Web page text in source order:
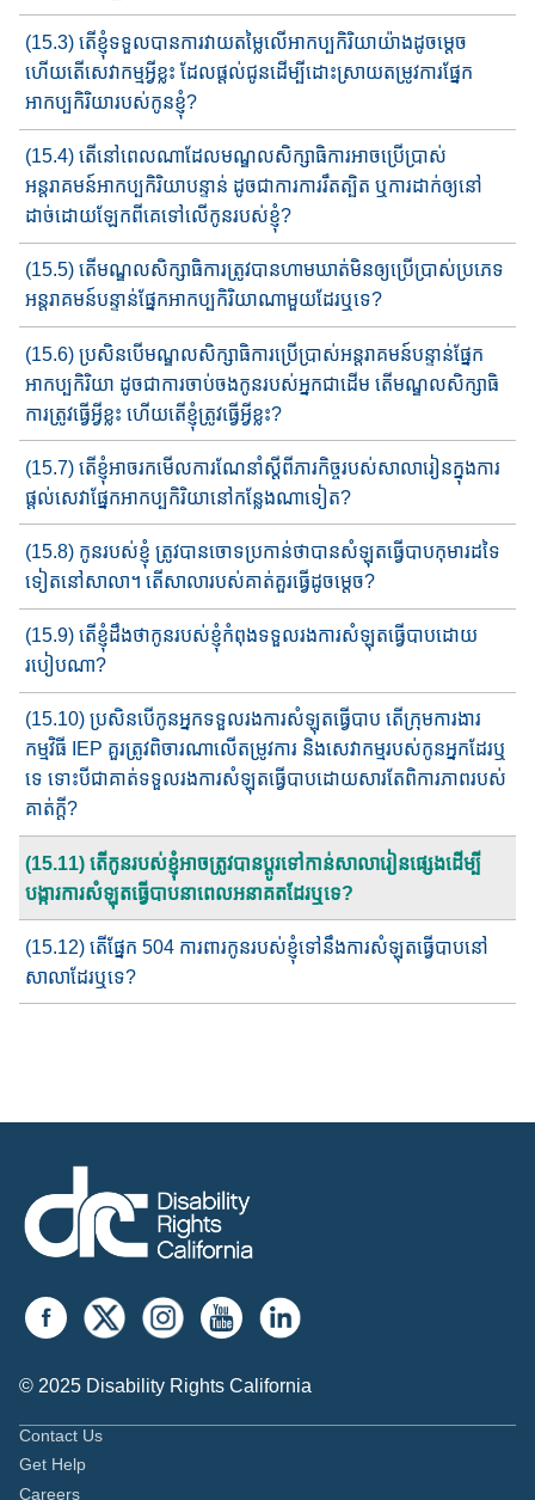
(15.3) តើ​ខ្ញុំ​ទទួលបានការវាយតម្លៃ​លើអាកប្បកិរិយា​យ៉ាង​ដូចម្តេច
ហើយ​​តើសេវាកម្មអ្វីខ្លះ​ ដែលផ្តល់ជូន​ដើម្បី​ដោះស្រាយ​តម្រូវ​ការ​ផ្នែក​
អាកប្បកិរិយា​​របស់កូនខ្ញុំ?
(15.4) តើនៅពេលណាដែលមណ្ឌលសិក្សាធិការអាចប្រើ​ប្រាស់
អន្តរាគមន៍​អាកប្ប​កិរិយាបន្ទាន់ ដូចជាការ​ការរឹត​ត្បិត ឬការដាក់ឲ្យ​នៅ
ដាច់​ដោយ​ឡែកពីគេទៅលើកូន​របស់ខ្ញុំ?
(15.5) តើ​មណ្ឌលសិក្សាធិការ​ត្រូវបាន​ហាមឃាត់​មិនឲ្យ​ប្រើប្រាស់​ប្រភេទ​
អន្តរាគមន៍​​បន្ទាន់ផ្នែក​អាកប្បកិរិយា​ណាមួយ​ដែរឬទេ​?
(15.6) ប្រសិនបើមណ្ឌលសិក្សាធិការ​ប្រើប្រាស់​អន្តរាគមន៍​បន្ទាន់ផ្នែក​
អាកប្បកិរិយា ​​ដូចជា​ការចាប់ចងកូនរបស់អ្នក​ជាដើម តើ​មណ្ឌល​សិក្សា​ធិ
ការត្រូវ​ធ្វើអ្វីខ្លះ ហើយតើខ្ញុំ​ត្រូវធ្វើអ្វីខ្លះ​?
(15.7) តើខ្ញុំ​អាច​រកមើលការណែនាំ​ស្តីពី​ភារកិច្ច​របស់សាលា​រៀន​ក្នុងការ​
ផ្តល់​សេវាផ្នែក​អាកប្បកិរិយា​នៅកន្លែងណាទៀត​?
(15.8) កូនរបស់ខ្ញុំ ត្រូវបានចោទប្រកាន់ថាបាន​សំឡុត​ធ្វើបាប​កុមារដទៃ​
ទៀត​​​នៅសាលា។ តើសាលារបស់គាត់គួរ​ធ្វើដូចម្តេច​?
(15.9) តើ​ខ្ញុំ​ដឹង​ថា​កូនរបស់ខ្ញុំ​កំពុង​ទទួលរងការសំឡុត​ធ្វើបាប​ដោយ​
របៀប​​​ណា​?
(15.10) ប្រសិនបើកូនអ្នក​ទទួលរង​ការសំឡុតធ្វើបាប​ តើ​ក្រុមការងារ
កម្មវិធី ​IEP គួរ​ត្រូវ​ពិចារណាលើ​តម្រូវការ​ និង​សេវាកម្ម​របស់កូនអ្នក​ដែរឬ
ទេ ទោះបីជា​គាត់​ទទួលរងការ​សំឡុតធ្វើបាប​ដោយសារតែ​ពិការភាព​របស់​
គាត់ក្តី?
(15.11) តើកូនរបស់ខ្ញុំ​អាចត្រូវបាន​ប្តូរទៅ​កាន់​សាលារៀនផ្សេងដើម្បី
បង្ការ​ការ​សំឡុត​ធ្វើបាបនាពេលអនាគតដែរឬទេ?
(15.12) តើផ្នែក​ 504 ការពារ​កូនរបស់ខ្ញុំ​ទៅនឹង​ការ​សំឡុតធ្វើបាប​នៅ
សាលា​​ដែរឬទេ​?
© 2025 Disability Rights California
Contact Us
Get Help
Careers